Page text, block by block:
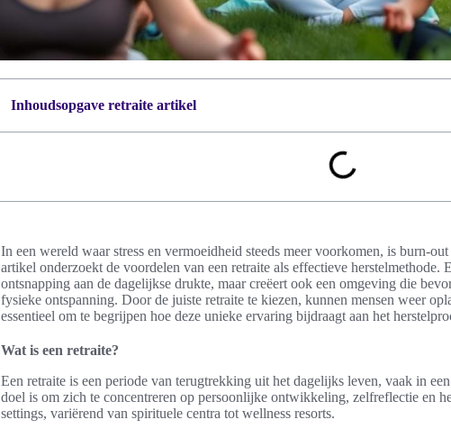
Inhoudsopgave retraite artikel
In een wereld waar stress en vermoeidheid steeds meer voorkomen, is burn-
artikel onderzoekt de voordelen van een retraite als effectieve herstelmethode.
ontsnapping aan de dagelijkse drukte, maar creëert ook een omgeving die
fysieke ontspanning. Door de juiste retraite te kiezen, kunnen mensen weer
essentieel om te begrijpen hoe deze unieke ervaring bijdraagt aan het
Wat is een retraite?
Een retraite is een periode van terugtrekking uit het dagelijks leven, vaak in
doel is om zich te concentreren op persoonlijke ontwikkeling, zelfreflectie en
settings, variërend van spirituele centra tot wellness resorts.